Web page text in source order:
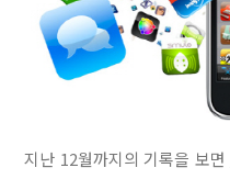
지난 12월까지의 기록을 보면